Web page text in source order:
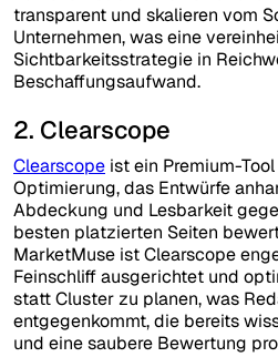
transparent und skalieren vom
Unternehmen, was eine
Sichtbarkeitsstrategie in
Beschaffungsaufwand.
2. Clearscope
Clearscope ist ein Premium-
Optimierung, das Entwürfe
Abdeckung und Lesbarkeit
besten platzierten Seiten
MarketMuse ist Clearscope
Feinschliff ausgerichtet und
statt Cluster zu planen, was
entgegenkommt, die bereits
und eine saubere Bewertung